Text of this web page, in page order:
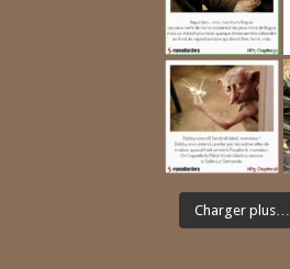
Charger plus…